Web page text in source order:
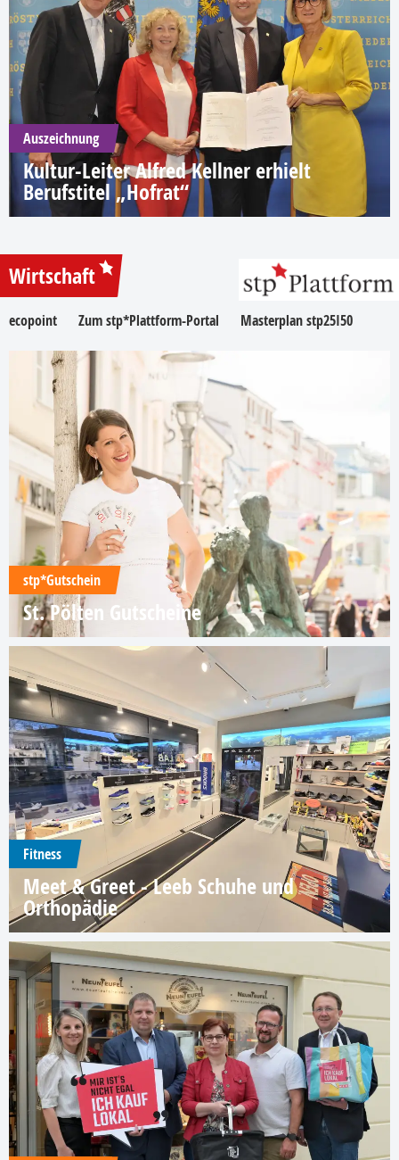
Auszeichnung
Kultur-Leiter Alfred Kellner erhielt
Berufstitel „Hofrat“
Wirtschaft
ecopoint Zum stp*Plattform-Portal Masterplan stp25I50
stp*Gutschein
St. Pölten Gutscheine
Fitness
Meet & Greet - Leeb Schuhe und
Orthopädie